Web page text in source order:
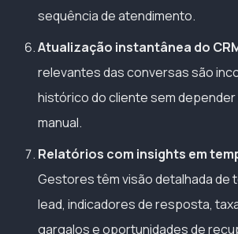
sequência de atendimento.
Atualização instantânea do
relevantes das conversas são
histórico do cliente sem
manual.
Relatórios com insights em
Gestores têm visão detalhada de
lead, indicadores de resposta,
gargalos e oportunidades de